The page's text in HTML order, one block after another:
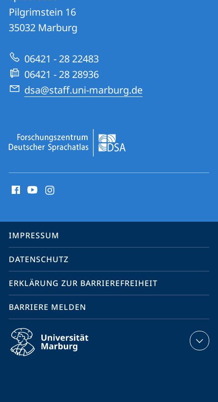
Informationen
zur
Website
|
Forschungszentrum
Sprachatlas
Pilgrimstein 16
35032 Marburg
06421 - 28 22483
06421 - 28 28936
dsa@staff.uni-marburg.de
Media
Service-
Navigation
IMPRESSUM
DATENSCHUTZ
ERKLÄRUNG ZUR BARRIEREFREIHEIT
BARRIERE MELDEN